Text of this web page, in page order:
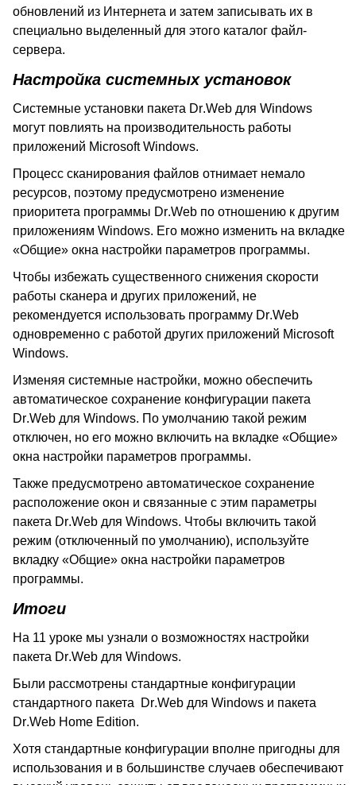
обновлений из Интернета и затем записывать их в
специально выделенный для этого каталог файл-
сервера.
Настройка системных установок
Системные установки пакета Dr.Web для Windows
могут повлиять на производительность работы
приложений Microsoft Windows.
Процесс сканирования файлов отнимает немало
ресурсов, поэтому предусмотрено изменение
приоритета программы Dr.Web по отношению к другим
приложениям Windows. Его можно изменить на вкладке
«Общие» окна настройки параметров программы.
Чтобы избежать существенного снижения скорости
работы сканера и других приложений, не
рекомендуется использовать программу Dr.Web
одновременно с работой других приложений Microsoft
Windows.
Изменяя системные настройки, можно обеспечить
автоматическое сохранение конфигурации пакета
Dr.Web для Windows. По умолчанию такой режим
отключен, но его можно включить на вкладке «Общие»
окна настройки параметров программы.
Также предусмотрено автоматическое сохранение
расположение окон и связанные с этим параметры
пакета Dr.Web для Windows. Чтобы включить такой
режим (отключенный по умолчанию), используйте
вкладку «Общие» окна настройки параметров
программы.
Итоги
На 11 уроке мы узнали о возможностях настройки
пакета Dr.Web для Windows.
Были рассмотрены стандартные конфигурации
стандартного пакета
Dr.Web для Windows и пакета
Dr.Web Home Edition.
Хотя стандартные конфигурации вполне пригодны для
использования и в большинстве случаев обеспечивают